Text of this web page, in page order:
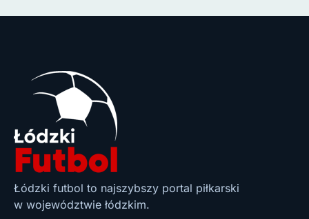
Łódzki futbol to najszybszy portal piłkarski
w województwie łódzkim.